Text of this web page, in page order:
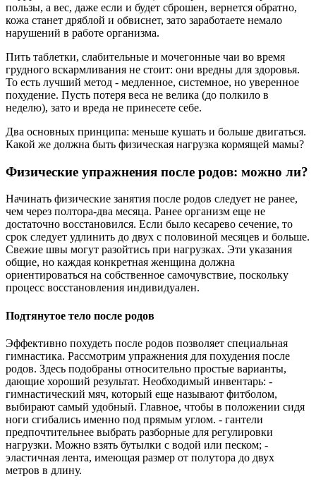
пользы, а вес, даже если и будет сброшен, вернется обратно,
кожа станет дряблой и обвиснет, зато заработаете немало
нарушений в работе организма.
Пить таблетки, слабительные и мочегонные чаи во время
грудного вскармливания не стоит: они вредны для здоровья.
То есть лучший метод - медленное, системное, но уверенное
похудение. Пусть потеря веса не велика (до полкило в
неделю), зато и вреда не принесете себе.
Два основных принципа: меньше кушать и больше двигаться.
Какой же должна быть физическая нагрузка кормящей мамы?
Физические упражнения после родов: можно ли?
Начинать физические занятия после родов следует не ранее,
чем через полтора-два месяца. Ранее организм еще не
достаточно восстановился. Если было кесарево сечение, то
срок следует удлинить до двух с половиной месяцев и больше.
Свежие швы могут разойтись при нагрузках. Эти указания
общие, но каждая конкретная женщина должна
ориентироваться на собственное самочувствие, поскольку
процесс восстановления индивидуален.
Подтянутое тело после родов
Эффективно похудеть после родов позволяет специальная
гимнастика. Рассмотрим упражнения для похудения после
родов. Здесь подобраны относительно простые варианты,
дающие хороший результат. Необходимый инвентарь: -
гимнастический мяч, который еще называют фитболом,
выбирают самый удобный. Главное, чтобы в положении сидя
ноги сгибались именно под прямым углом. - гантели
предпочтительнее выбрать разборные для регулировки
нагрузки. Можно взять бутылки с водой или песком; -
эластичная лента, имеющая размер от полутора до двух
метров в длину.